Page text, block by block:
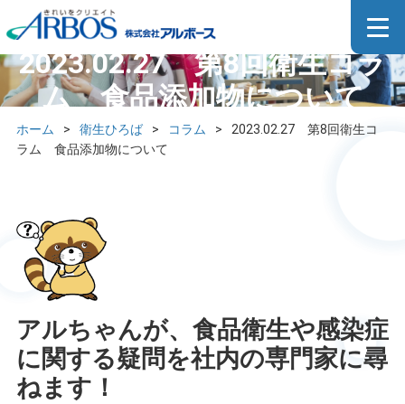
2023.02.27 第8回衛生コラ
ム 食品添加物について
ホーム > 衛生ひろば > コラム >
2023.02.27 第8回衛生コ
ラム 食品添加物について
アルちゃんが、食品衛生や感染症
に関する疑問を社内の専門家に尋
ねます！